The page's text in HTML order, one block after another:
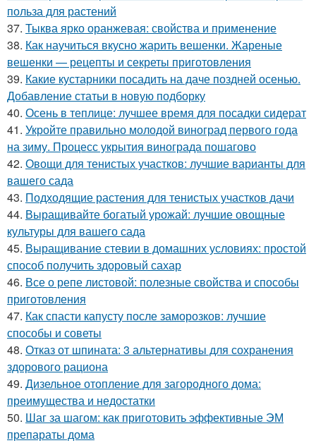
польза для растений
37. Тыква ярко оранжевая: свойства и применение
38. Как научиться вкусно жарить вешенки. Жареные
вешенки — рецепты и секреты приготовления
39. Какие кустарники посадить на даче поздней осенью.
Добавление статьи в новую подборку
40. Осень в теплице: лучшее время для посадки сидерат
41. Укройте правильно молодой виноград первого года
на зиму. Процесс укрытия винограда пошагово
42. Овощи для тенистых участков: лучшие варианты для
вашего сада
43. Подходящие растения для тенистых участков дачи
44. Выращивайте богатый урожай: лучшие овощные
культуры для вашего сада
45. Выращивание стевии в домашних условиях: простой
способ получить здоровый сахар
46. Все о репе листовой: полезные свойства и способы
приготовления
47. Как спасти капусту после заморозков: лучшие
способы и советы
48. Отказ от шпината: 3 альтернативы для сохранения
здорового рациона
49. Дизельное отопление для загородного дома:
преимущества и недостатки
50. Шаг за шагом: как приготовить эффективные ЭМ
препараты дома